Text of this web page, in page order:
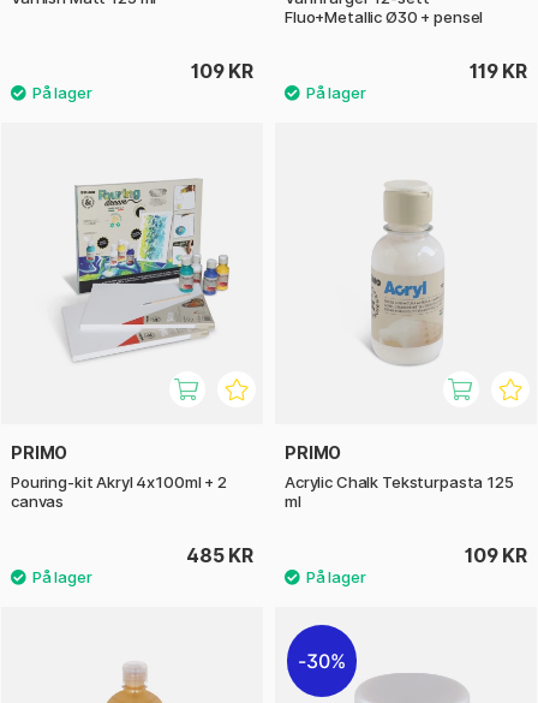
109 KR
Fluo+Metallic Ø30 + pensel
119 KR
PRIMO
Pouring-kit Akryl 4x100ml + 2
canvas
485 KR
PRIMO
Acrylic Chalk Teksturpasta 125
ml
109 KR
30%